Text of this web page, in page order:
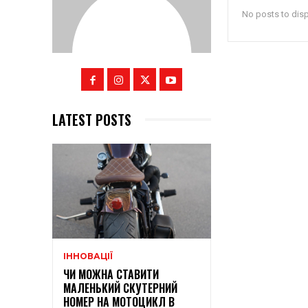
LATEST POSTS
ІННОВАЦІЇ
ЧИ МОЖНА СТАВИТИ
МАЛЕНЬКИЙ СКУТЕРНИЙ
НОМЕР НА МОТОЦИКЛ В
No posts to